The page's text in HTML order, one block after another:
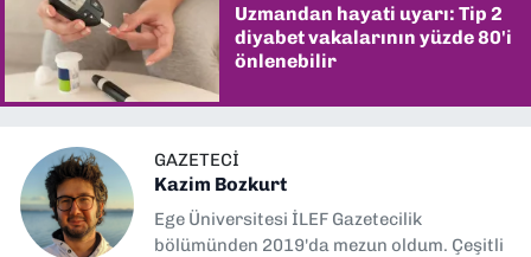
Uzmandan hayati uyarı: Tip 2
diyabet vakalarının yüzde 80'i
önlenebilir
GAZETECI
Kazim Bozkurt
Ege Üniversitesi İLEF Gazetecilik
bölümünden 2019'da mezun oldum. Çeşitli